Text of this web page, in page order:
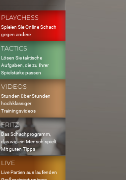
PLAYCHESS
Spielen Sie Online Schach
gegen andere
TACTICS
Lösen Sie taktische
Aufgaben, die zu Ihrer
Spielstärke passen
VIDEOS
Stunden über Stunden
hochklassiger
Trainingsvideos
FRITZ
Das Schachprogramm,
das wie ein Mensch spielt.
Mit guten Tipps
LIVE
Live Partien aus laufenden